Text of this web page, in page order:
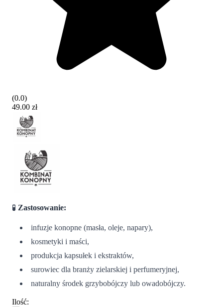
(0.0)
49.00 zł
🧪 Zastosowanie:
infuzje konopne (masła, oleje, napary),
kosmetyki i maści,
produkcja kapsułek i ekstraktów,
surowiec dla branży zielarskiej i perfumeryjnej,
naturalny środek grzybobójczy lub owadobójczy.
Ilość: